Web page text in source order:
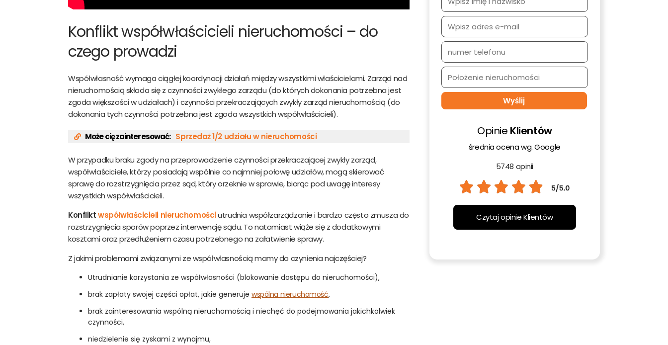
Konflikt współwłaścicieli nieruchomości – do
czego prowadzi
Współwłasność wymaga ciągłej koordynacji działań między wszystkimi właścicielami. Zarząd nad
nieruchomością składa się z czynności zwykłego zarządu (do których dokonania potrzebna jest
zgoda większości w udziałach) i czynności przekraczających zwykły zarząd nieruchomością (do
dokonania tych czynności potrzebna jest zgoda wszystkich współwłaścicieli).
Może cię zainteresować: Sprzedaż 1/2 udziału w nieruchomości
W przypadku braku zgody na przeprowadzenie czynności przekraczającej zwykły zarząd,
współwłaściciele, którzy posiadają wspólnie co najmniej połowę udziałów, mogą skierować
sprawę do rozstrzygnięcia przez sąd, który orzeknie w sprawie, biorąc pod uwagę interesy
wszystkich współwłaścicieli.
Konfliktwspółwłaścicieli nieruchomościutrudnia współzarządzanie i bardzo często zmusza do
rozstrzygnięcia sporów poprzez interwencję sądu. To natomiast wiąże się z dodatkowymi
kosztami oraz przedłużeniem czasu potrzebnego na załatwienie sprawy.
Z jakimi problemami związanymi ze współwłasnością mamy do czynienia najczęściej?
Utrudnianie korzystania ze współwłasności (blokowanie dostępu do nieruchomości),
brak zapłaty swojej części opłat, jakie generuje wspólna nieruchomość,
brak zainteresowania wspólną nieruchomością i niechęć do podejmowania jakichkolwiek
czynności,
niedzielenie się zyskami z wynajmu,
Opinie Klientów
średnia ocena wg. Google
5748 opinii
Czytaj opinie Klientów